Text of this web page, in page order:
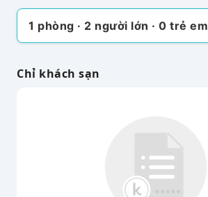
1 phòng · 2 người lớn · 0 trẻ em
Chỉ khách sạn